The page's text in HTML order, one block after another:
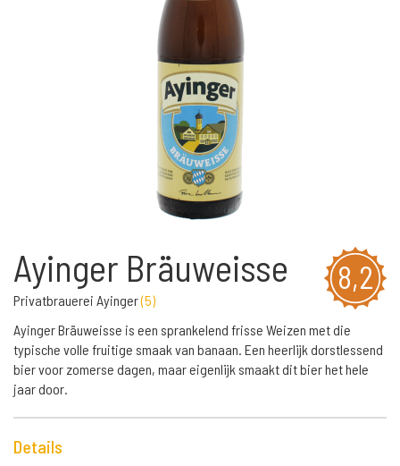
8,2
Ayinger Bräuweisse
Privatbrauerei Ayinger(5)
Ayinger Bräuweisse is een sprankelend frisse Weizen met die
typische volle fruitige smaak van banaan. Een heerlijk dorstlessend
bier voor zomerse dagen, maar eigenlijk smaakt dit bier het hele
jaar door.
Details